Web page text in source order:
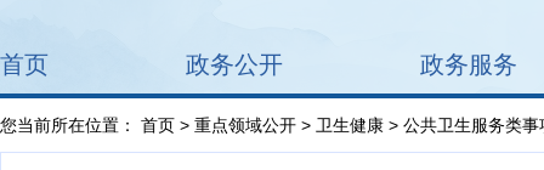
首页 政务公开 政务服务
您当前所在位置： 首页 > 重点领域公开 > 卫生健康 > 公共卫生服务类事